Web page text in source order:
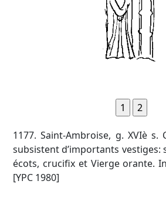
1177. Saint-Ambroise, g. XVIè s.
subsistent d’importants vestiges:
écots, crucifix et Vierge orante.
[YPC 1980]